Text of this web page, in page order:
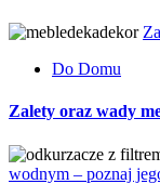
Do Domu
Zalety oraz wady
wodnym – poznaj